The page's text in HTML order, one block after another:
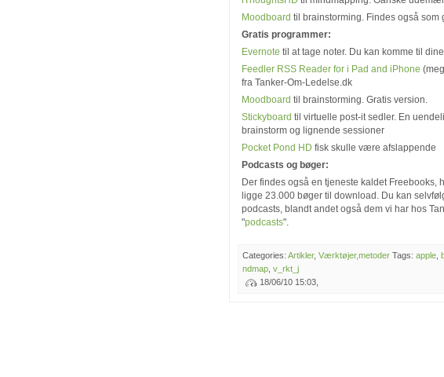
Moodboard til brainstorming. Findes også
Gratis programmer:
Evernote til at tage noter. Du kan komme til
Feedler RSS Reader for i Pad and iPhone
fra Tanker-Om-Ledelse.dk
Moodboard til brainstorming. Gratis version.
Stickyboard til virtuelle post-it sedler. En
brainstorm og lignende sessioner
Pocket Pond HD fisk skulle være afslappende
Podcasts og bøger:
Der findes også en tjeneste kaldet Freebooks,
ligge 23.000 bøger til download. Du kan
podcasts, blandt andet også dem vi har hos
"podcasts".
Categories: Artikler, Værktøjer,metoder Tags: apple
ndmap v_rkt_j
18/06/10 15:03,